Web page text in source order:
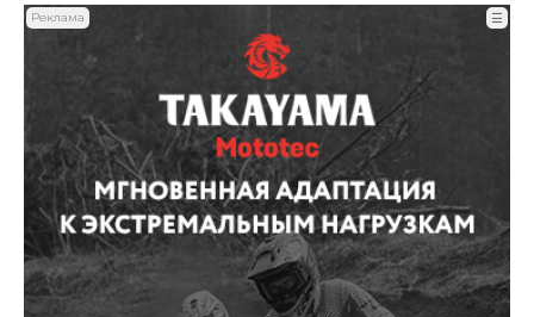
Реклама ☰